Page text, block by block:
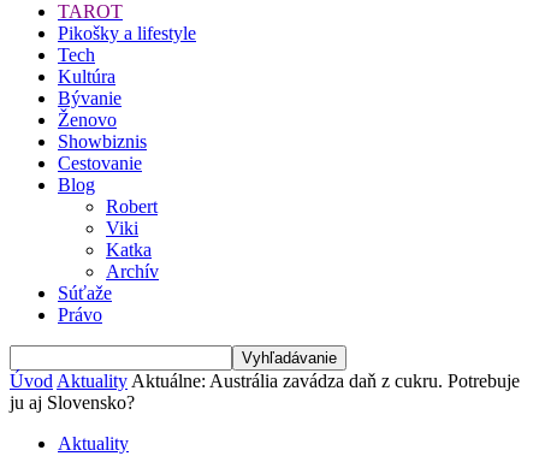
TAROT
Pikošky a lifestyle
Tech
Kultúra
Bývanie
Ženovo
Showbiznis
Cestovanie
Blog
Robert
Viki
Katka
Archív
Súťaže
Právo
Úvod Aktuality Aktuálne: Austrália zavádza daň z cukru. Potrebuje
ju aj Slovensko?
Aktuality